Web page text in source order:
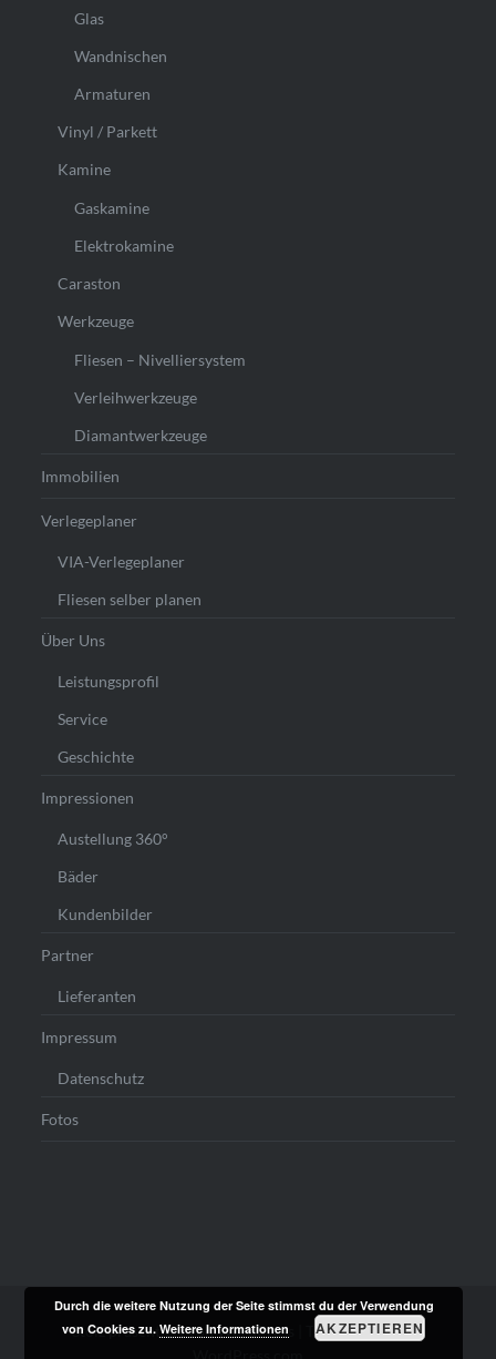
Glas
Wandnischen
Armaturen
Vinyl / Parkett
Kamine
Gaskamine
Elektrokamine
Caraston
Werkzeuge
Fliesen – Nivelliersystem
Verleihwerkzeuge
Diamantwerkzeuge
Immobilien
Verlegeplaner
VIA-Verlegeplaner
Fliesen selber planen
Über Uns
Leistungsprofil
Service
Geschichte
Impressionen
Austellung 360°
Bäder
Kundenbilder
Partner
Lieferanten
Impressum
Datenschutz
Fotos
Stolz präsentiert von WordPress
Theme: Dyad von
Durch die weitere Nutzung der Seite stimmst du der Verwendung
von Cookies zu.Weitere Informationen AKZEPTIEREN